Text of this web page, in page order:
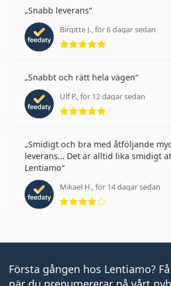
Snabb leverans
Birgitte J., för 6 dagar sedan
Betyg 5 av 5
Snabbt och rätt hela vägen
Ulf P., för 12 dagar sedan
Betyg 5 av 5
Smidigt och bra med åtföljande
leverans… Det är alltid lika smidigt
Lentiamo
Mikael H., för 14 dagar sedan
Betyg 4 av 5
Första gången hos Lentiamo?